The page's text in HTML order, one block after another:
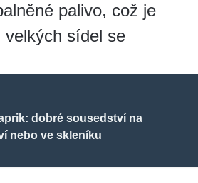
palivo, což je
velkých sídel se
dobré sousedství na
nebo ve skleníku